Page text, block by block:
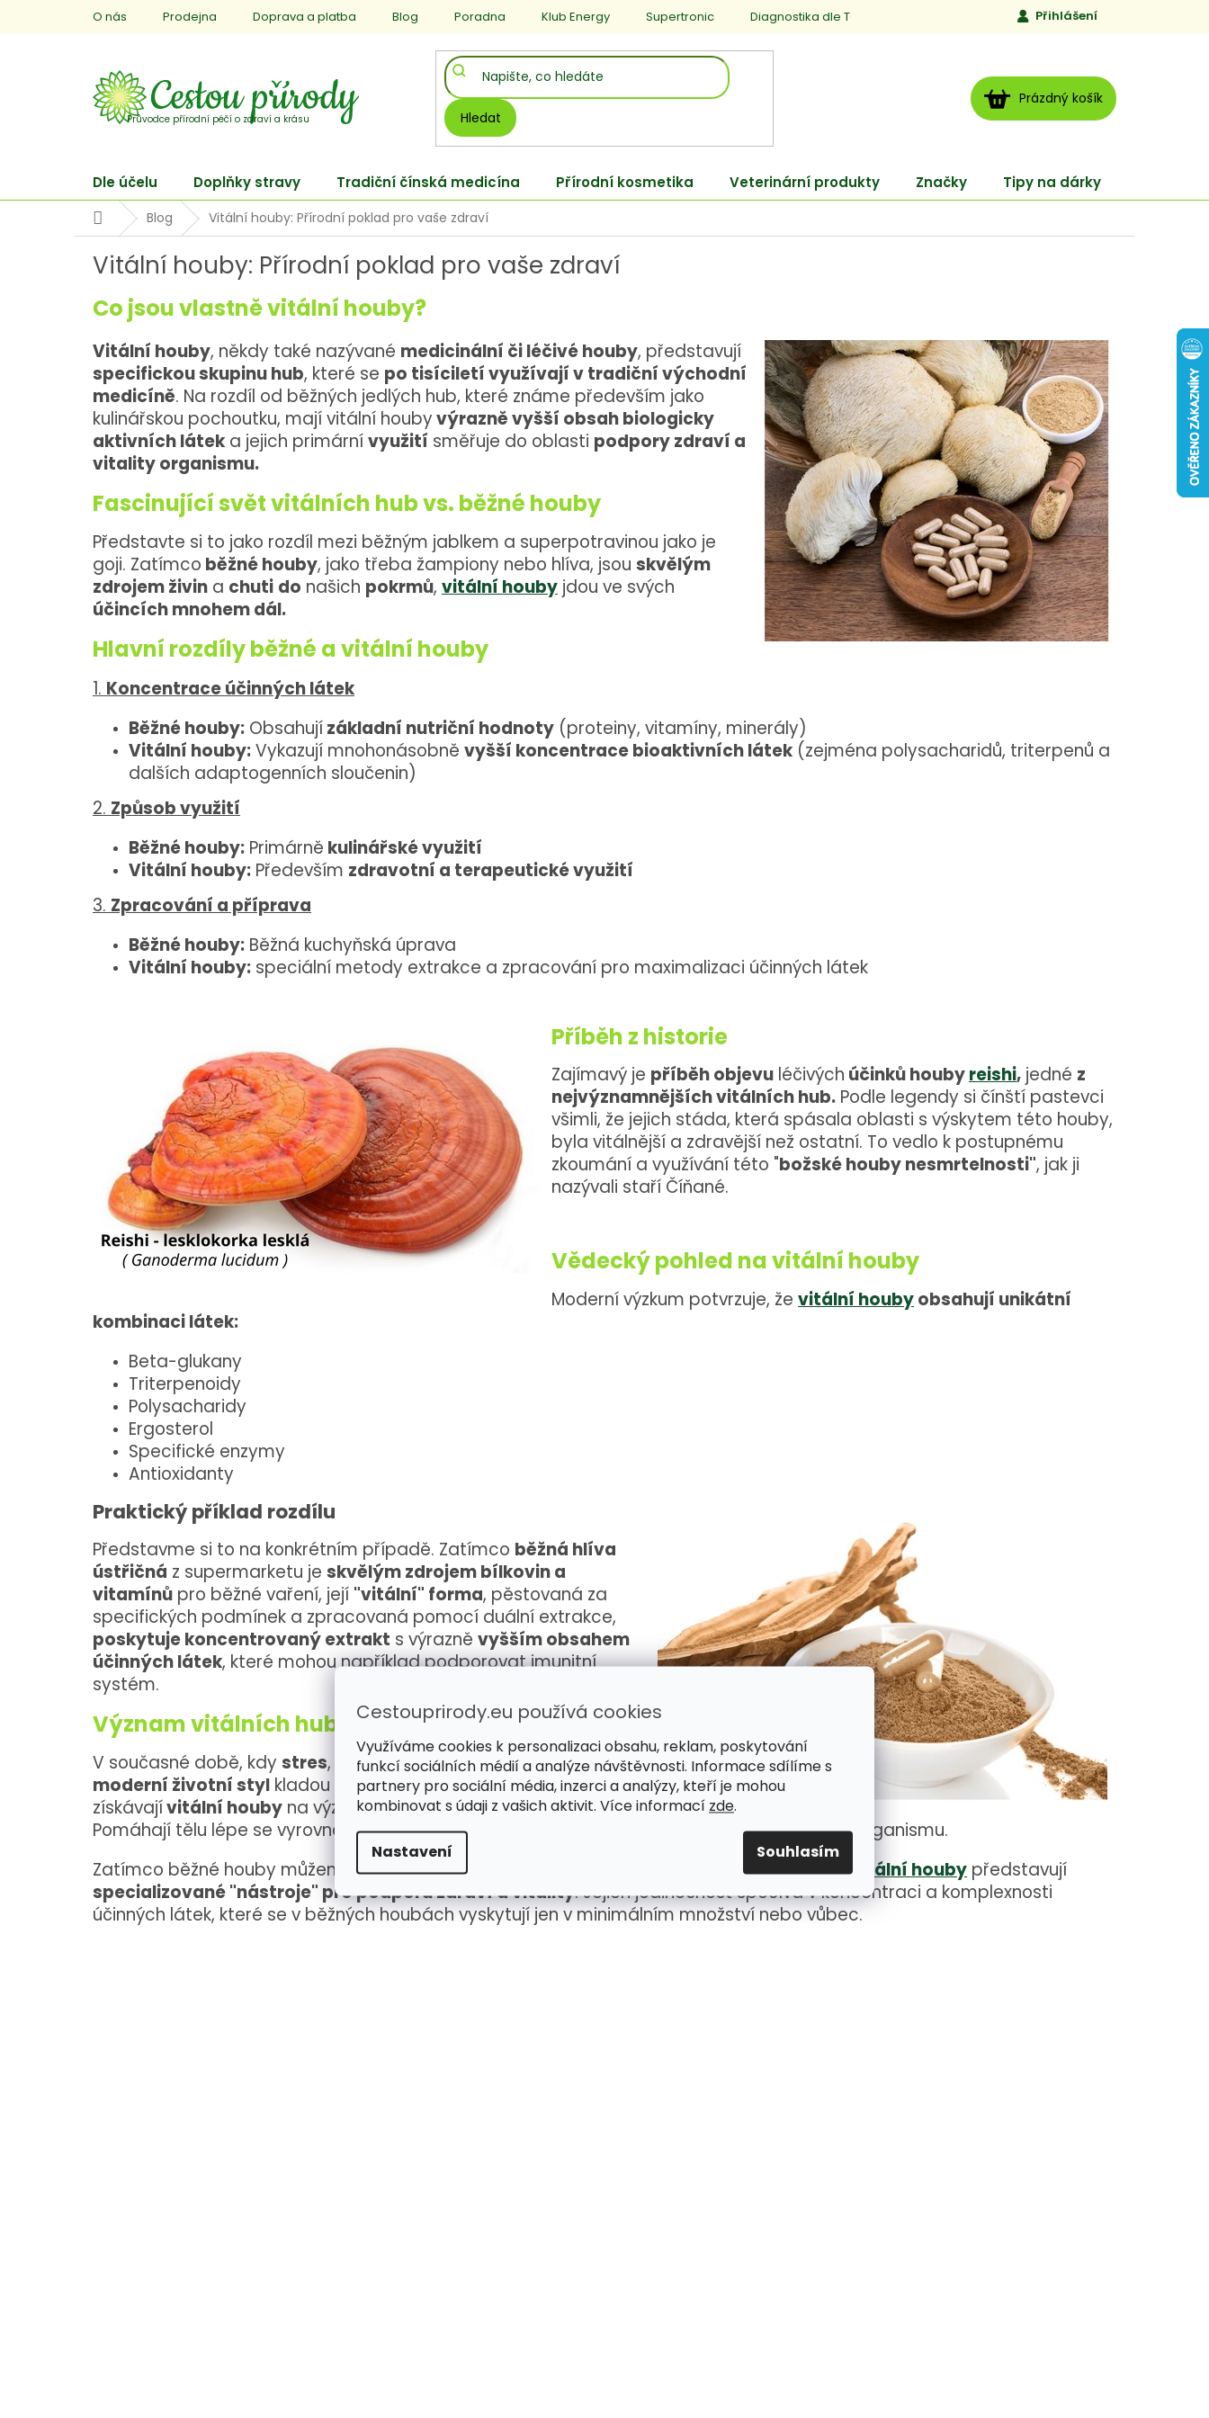
Cestouprirody.eu používá cookies
Využíváme cookies k personalizaci obsahu, reklam, poskytování
funkcí sociálních médií a analýze návštěvnosti. Informace sdílíme s
partnery pro sociální média, inzerci a analýzy, kteří je mohou
kombinovat s údaji z vašich aktivit. Více informací zde.
Nastavení Souhlasím
O nás Prodejna Doprava a platba Blog Poradna Klub Energy Supertronic Diagnostika dle TCM Jen to, čemu věříme
Přihlášení
Hledat
NÁKUPNÍ
KOŠÍK
Prázdný košík
Dle účelu Doplňky stravy Tradiční čínská medicína Přírodní kosmetika Veterinární produkty Značky Tipy na dárky
DomůBlog Vitální houby: Přírodní poklad pro vaše zdraví
Vitální houby: Přírodní poklad pro vaše zdraví
Co jsou vlastně vitální houby?
Vitální houby, někdy také nazývané medicinální či léčivé houby, představují
specifickou skupinu hub, které se po tisíciletí využívají v tradiční východní
medicíně. Na rozdíl od běžných jedlých hub, které známe především jako
kulinářskou pochoutku, mají vitální houbyvýrazně vyšší obsah biologicky
aktivních látek a jejich primárnívyužití směřuje do oblasti podpory zdraví a
vitality organismu.
Fascinující svět vitálních hub vs. běžné houby
Představte si to jako rozdíl mezi běžným jablkem a superpotravinou jako je
goji. Zatímco běžné houby, jako třeba žampiony nebo hlíva, jsou skvělým
zdrojem živin a chuti do našich pokrmů, vitální houby jdou ve svých
účincích mnohem dál.
Hlavní rozdíly běžné a vitální houby
1. Koncentrace účinných látek
Běžné houby: Obsahujízákladní nutriční hodnoty (proteiny, vitamíny, minerály)
Vitální houby:Vykazují mnohonásobně vyšší koncentrace bioaktivních látek (zejména polysacharidů, triterpenů a
dalších adaptogenních sloučenin)
2. Způsob využití
Běžné houby: Primárně kulinářské využití
Vitální houby: Především zdravotní a terapeutické využití
3. Zpracování a příprava
Běžné houby: Běžná kuchyňská úprava
Vitální houby: speciální metody extrakce a zpracování pro maximalizaci účinných látek
Příběh z historie
Zajímavý je příběh objevu léčivých účinků houbyreishi, jedné z
nejvýznamnějších vitálních hub. Podle legendy si čínští pastevci
všimli, že jejich stáda, která spásala oblasti s výskytem této houby,
byla vitálnější a zdravější než ostatní. To vedlo k postupnému
zkoumání a využívání této "božské houby nesmrtelnosti", jak ji
nazývali staří Číňané.
Vědecký pohled na vitální houby
Moderní výzkum potvrzuje, že vitální houbyobsahují unikátní
kombinaci látek:
Beta-glukany
Triterpenoidy
Polysacharidy
Ergosterol
Specifické enzymy
Antioxidanty
Praktický příklad rozdílu
Představme si to na konkrétním případě. Zatímco běžná hlíva
ústřičná z supermarketu je skvělým zdrojem bílkovin a
vitamínů pro běžné vaření, její "vitální" forma, pěstovaná za
specifických podmínek a zpracovaná pomocí duální extrakce,
poskytuje koncentrovaný extrakt s výrazně vyšším obsahem
účinných látek, které mohou například podporovat imunitní
systém.
Význam vitálních hub v dnešní době
V současné době, kdy stres, znečištěné životní prostředía
moderní životní styl kladou na náš organismus zvýšené nároky,
získávajívitální houby na významujako přírodní adaptogeny.
Pomáhají tělu lépe se vyrovnávat se zátěží a udržovat homeostázu, tedy vnitřní rovnováhu organismu.
Zatímco běžné houby můžeme přirovnat k základním stavebním kamenům zdravé stravy,vitální houby představují
specializované "nástroje" pro podporu zdraví a vitality. Jejich jedinečnost spočívá v koncentraci a komplexnosti
účinných látek, které se v běžných houbách vyskytují jen v minimálním množství nebo vůbec.